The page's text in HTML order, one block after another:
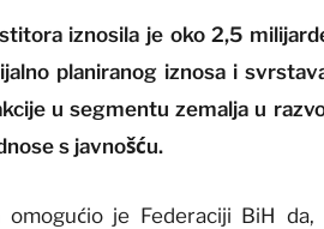
iznosila je oko 2,5
planiranog iznosa i
u segmentu zemalja u
s javnošću.
omogućio je Federaciji BiH